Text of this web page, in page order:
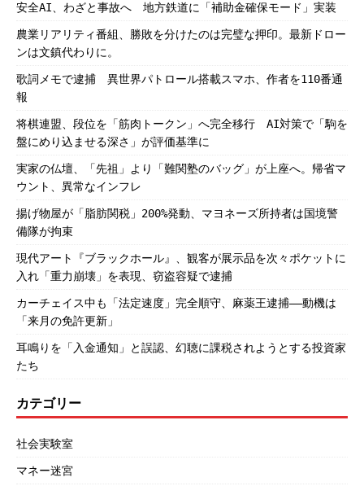
安全AI、わざと事故へ 地方鉄道に「補助金確保モード」実装
農業リアリティ番組、勝敗を分けたのは完璧な押印。最新ドロー
ンは文鎮代わりに。
歌詞メモで逮捕 異世界パトロール搭載スマホ、作者を110番通
報
将棋連盟、段位を「筋肉トークン」へ完全移行 AI対策で「駒を
盤にめり込ませる深さ」が評価基準に
実家の仏壇、「先祖」より「難関塾のバッグ」が上座へ。帰省マ
ウント、異常なインフレ
揚げ物屋が「脂肪関税」200%発動、マヨネーズ所持者は国境警
備隊が拘束
現代アート『ブラックホール』、観客が展示品を次々ポケットに
入れ「重力崩壊」を表現、窃盗容疑で逮捕
カーチェイス中も「法定速度」完全順守、麻薬王逮捕――動機は
「来月の免許更新」
耳鳴りを「入金通知」と誤認、幻聴に課税されようとする投資家
たち
カテゴリー
社会実験室
マネー迷宮